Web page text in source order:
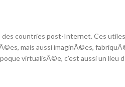
countries post-Internet. Ces
mais aussi imaginÃ©es,
virtualisÃ©e, c’est aussi un